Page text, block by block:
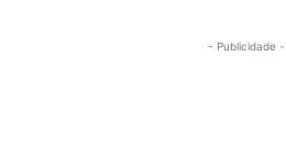
- Publicidade -